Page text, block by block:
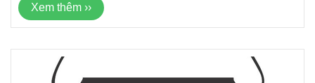
Xem thêm ››